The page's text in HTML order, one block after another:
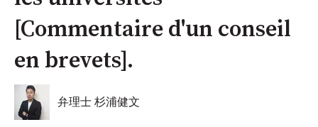
[Commentaire d'un conseil
en brevets].
弁理士 杉浦健文